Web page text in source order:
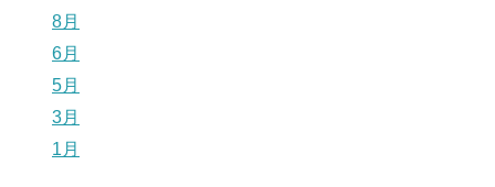
8月
6月
5月
3月
1月